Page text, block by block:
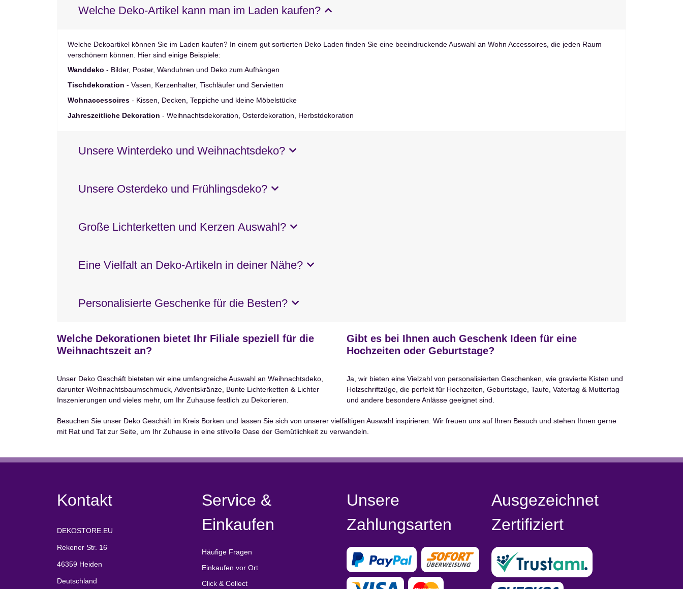
Welche Deko-Artikel kann man im Laden kaufen?
Welche Dekoartikel können Sie im Laden kaufen? In einem gut sortierten Deko Laden finden Sie eine beeindruckende Auswahl an Wohn Accessoires, die jeden Raum
verschönern können. Hier sind einige Beispiele:
Wanddeko - Bilder, Poster, Wanduhren und Deko zum Aufhängen
Tischdekoration - Vasen, Kerzenhalter, Tischläufer und Servietten
Wohnaccessoires - Kissen, Decken, Teppiche und kleine Möbelstücke
Jahreszeitliche Dekoration - Weihnachtsdekoration, Osterdekoration, Herbstdekoration
Unsere Winterdeko und Weihnachtsdeko?
Unsere Osterdeko und Frühlingsdeko?
Große Lichterketten und Kerzen Auswahl?
Eine Vielfalt an Deko-Artikeln in deiner Nähe?
Personalisierte Geschenke für die Besten?
Welche Dekorationen bietet Ihr Filiale speziell für die
Weihnachtszeit an?
Unser Deko Geschäft bieteten wir eine umfangreiche Auswahl an Weihnachtsdeko,
darunter Weihnachtsbaumschmuck, Adventskränze, Bunte Lichterketten & Lichter
Inszenierungen und vieles mehr, um Ihr Zuhause festlich zu Dekorieren.
Gibt es bei Ihnen auch Geschenk Ideen für eine
Hochzeiten oder Geburtstage?
Ja, wir bieten eine Vielzahl von personalisierten Geschenken, wie gravierte Kisten und
Holzschriftzüge, die perfekt für Hochzeiten, Geburtstage, Taufe, Vatertag & Muttertag
und andere besondere Anlässe geeignet sind.
Besuchen Sie unser Deko Geschäft im Kreis Borken und lassen Sie sich von unserer vielfältigen Auswahl inspirieren. Wir freuen uns auf Ihren Besuch und stehen Ihnen gerne
mit Rat und Tat zur Seite, um Ihr Zuhause in eine stilvolle Oase der Gemütlichkeit zu verwandeln.
Kontakt
DEKOSTORE.EU
Rekener Str. 16
46359 Heiden
Deutschland
Service &
Einkaufen
Häufige Fragen
Einkaufen vor Ort
Click & Collect
Unsere
Zahlungsarten
Ausgezeichnet
Zertifiziert